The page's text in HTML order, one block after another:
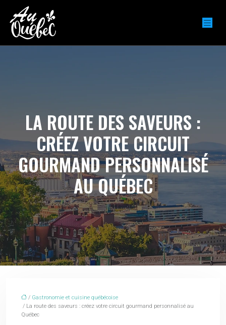
LA ROUTE DES SAVEURS :
CRÉEZ VOTRE CIRCUIT
GOURMAND PERSONNALISÉ
AU QUÉBEC
/ Gastronomie et cuisine québécoise
/ La route des saveurs : créez votre circuit gourmand personnalisé au
Québec